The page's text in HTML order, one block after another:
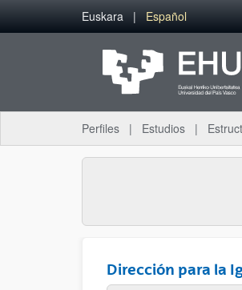
Saltar al contenido principal
Euskara Español
Perfiles Estudios
Dirección para la